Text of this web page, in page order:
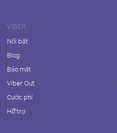
VIBER
Nổi bật
Blog
Bảo mật
Viber Out
Cước phí
Hỗ trợ